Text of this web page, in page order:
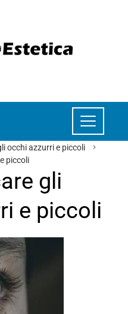
occhi azzurri e piccoli
piccoli
gli
e piccoli